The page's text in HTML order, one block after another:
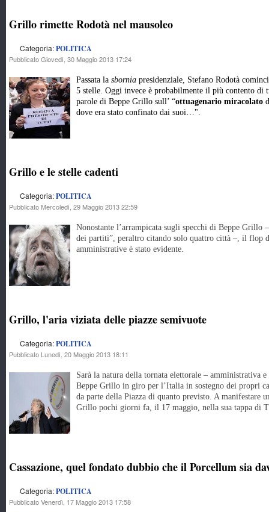
Grillo rimette Rodotà nel mausoleo
Categoria:POLITICA
Pubblicato Giovedì, 30 Maggio 2013 17:24
Passata la sbornia presidenziale, Stefano Rodotà
5 stelle. Oggi invece è probabilmente il più contento
parole di Beppe Grillo sull’ “ottuagenario miracolato
dove era stato confinato dai suoi…".
Grillo e le stelle cadenti
Categoria:POLITICA
Pubblicato Mercoledì, 29 Maggio 2013 22:59
Nonostante l’arrampicata sugli specchi di Beppe Grillo
dei partiti”, peraltro citando solo quattro città –, il flop
amministrative è stato evidente.
Grillo, l'aria viziata delle piazze semivuote
Categoria:POLITICA
Pubblicato Lunedì, 20 Maggio 2013 18:11
Sarà la natura della tornata elettorale – amministrativa
Beppe Grillo in giro per l’Italia in sostegno dei propri
da parte della Piazza di quanto previsto. A manifestare
Grillo pochi giorni fa, il 17 maggio, nella sua tappa di
Cassazione, quel fondato dubbio che il Porcellum sia
Categoria:POLITICA
Pubblicato Venerdì, 17 Maggio 2013 17:58